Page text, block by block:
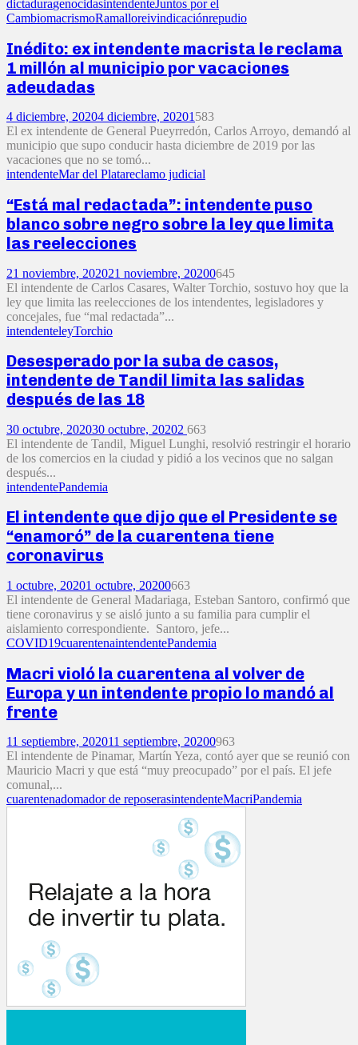
dictaduragenocidasintendenteJuntos por el
CambiomacrismoRamalloreivindicaciónrepudio
Inédito: ex intendente macrista le reclama
1 millón al municipio por vacaciones
adeudadas
4 diciembre, 20204 diciembre, 20201583
El ex intendente de General Pueyrredón, Carlos Arroyo, demandó al
municipio que supo conducir hasta diciembre de 2019 por las
vacaciones que no se tomó...
intendenteMar del Platareclamo judicial
“Está mal redactada”: intendente puso
blanco sobre negro sobre la ley que limita
las reelecciones
21 noviembre, 202021 noviembre, 20200645
El intendente de Carlos Casares, Walter Torchio, sostuvo hoy que la
ley que limita las reelecciones de los intendentes, legisladores y
concejales, fue “mal redactada”...
intendenteleyTorchio
Desesperado por la suba de casos,
intendente de Tandil limita las salidas
después de las 18
30 octubre, 202030 octubre, 20202 663
El intendente de Tandil, Miguel Lunghi, resolvió restringir el horario
de los comercios en la ciudad y pidió a los vecinos que no salgan
después...
intendentePandemia
El intendente que dijo que el Presidente se
“enamoró” de la cuarentena tiene
coronavirus
1 octubre, 20201 octubre, 20200663
El intendente de General Madariaga, Esteban Santoro, confirmó que
tiene coronavirus y se aisló junto a su familia para cumplir el
aislamiento correspondiente. Santoro, jefe...
COVID19cuarentenaintendentePandemia
Macri violó la cuarentena al volver de
Europa y un intendente propio lo mandó al
frente
11 septiembre, 202011 septiembre, 20200963
El intendente de Pinamar, Martín Yeza, contó ayer que se reunió con
Mauricio Macri y que está “muy preocupado” por el país. El jefe
comunal,...
cuarentenadomador de reposerasintendenteMacriPandemia